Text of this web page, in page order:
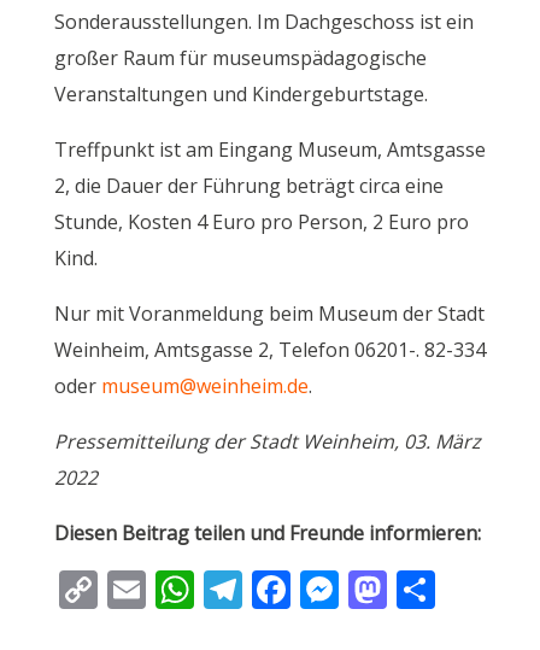
Sonderausstellungen. Im Dachgeschoss ist ein
großer Raum für museumspädagogische
Veranstaltungen und Kindergeburtstage.
Treffpunkt ist am Eingang Museum, Amtsgasse
2, die Dauer der Führung beträgt circa eine
Stunde, Kosten 4 Euro pro Person, 2 Euro pro
Kind.
Nur mit Voranmeldung beim Museum der Stadt
Weinheim, Amtsgasse 2, Telefon 06201-. 82-334
oder museum@weinheim.de.
Pressemitteilung der Stadt Weinheim, 03. März
2022
Diesen Beitrag teilen und Freunde informieren:
C E W T F M M T